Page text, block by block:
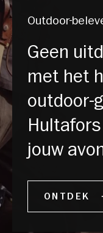
Outdoor-
Geen
met het
outdoor-
jouw
ONTDEK